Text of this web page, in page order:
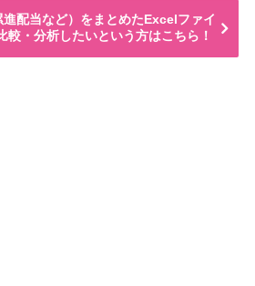
配当など）をまとめたExcelファイ
較・分析したいという方はこちら！